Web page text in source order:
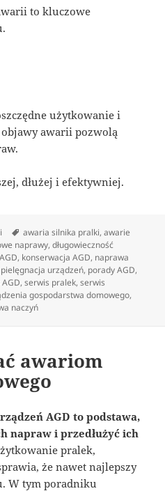
to kluczowe
użytkowanie i
awarii pozwolą
dłużej i efektywniej.
Tagi
awaria silnika pralki,awarie
naprawy,długowieczność
, konserwacja AGD, naprawa
pielęgnacja urządzeń, porady AGD,
,serwis pralek,serwis
gospodarstwa domowego,
naczyń
awariom
AGD to podstawa,
napraw i przedłużyć ich
pralek,
że nawet najlepszy
W tym poradniku